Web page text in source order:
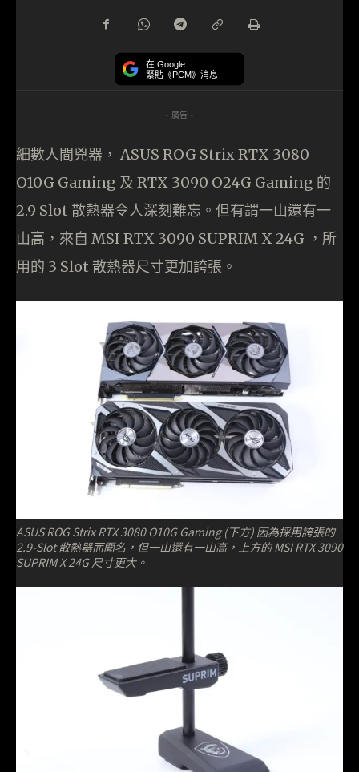
在 Google
緊貼《PCM》消息
- 廣告 -
細數人間兇器， ASUS ROG Strix RTX 3080
O10G Gaming 及 RTX 3090 O24G Gaming 的
2.9 Slot 散熱器令人深刻難忘。但有謂一山還有一
山高，來自 MSI RTX 3090 SUPRIM X 24G ，所
用的 3 Slot 散熱器尺寸更加誇張。
ASUS ROG Strix RTX 3080 O10G Gaming (下方) 因為採用誇張的
2.9-Slot 散熱器而聞名，但一山還有一山高，上方的 MSI RTX 3090
SUPRIM X 24G 尺寸更大。